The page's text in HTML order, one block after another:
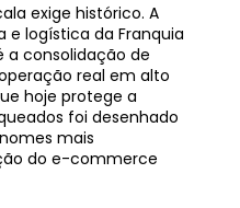
exige histórico. A
logística da Franquia
a consolidação de
real em alto
hoje protege a
foi desenhado
mais
do e-commerce